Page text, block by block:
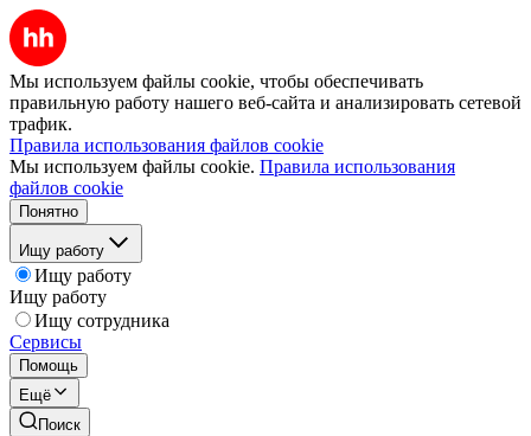
Мы используем файлы cookie, чтобы обеспечивать
правильную работу нашего веб-сайта и анализировать сетевой
трафик.
Правила использования файлов cookie
Мы используем файлы cookie. Правила использования
файлов cookie
Понятно
Ищу работу
Ищу работу
Ищу работу
Ищу сотрудника
Сервисы
Помощь
Ещё
Поиск